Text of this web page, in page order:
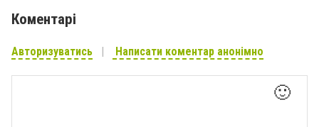
Коментарі
Авторизуватись Написати коментар анонімно
🙂